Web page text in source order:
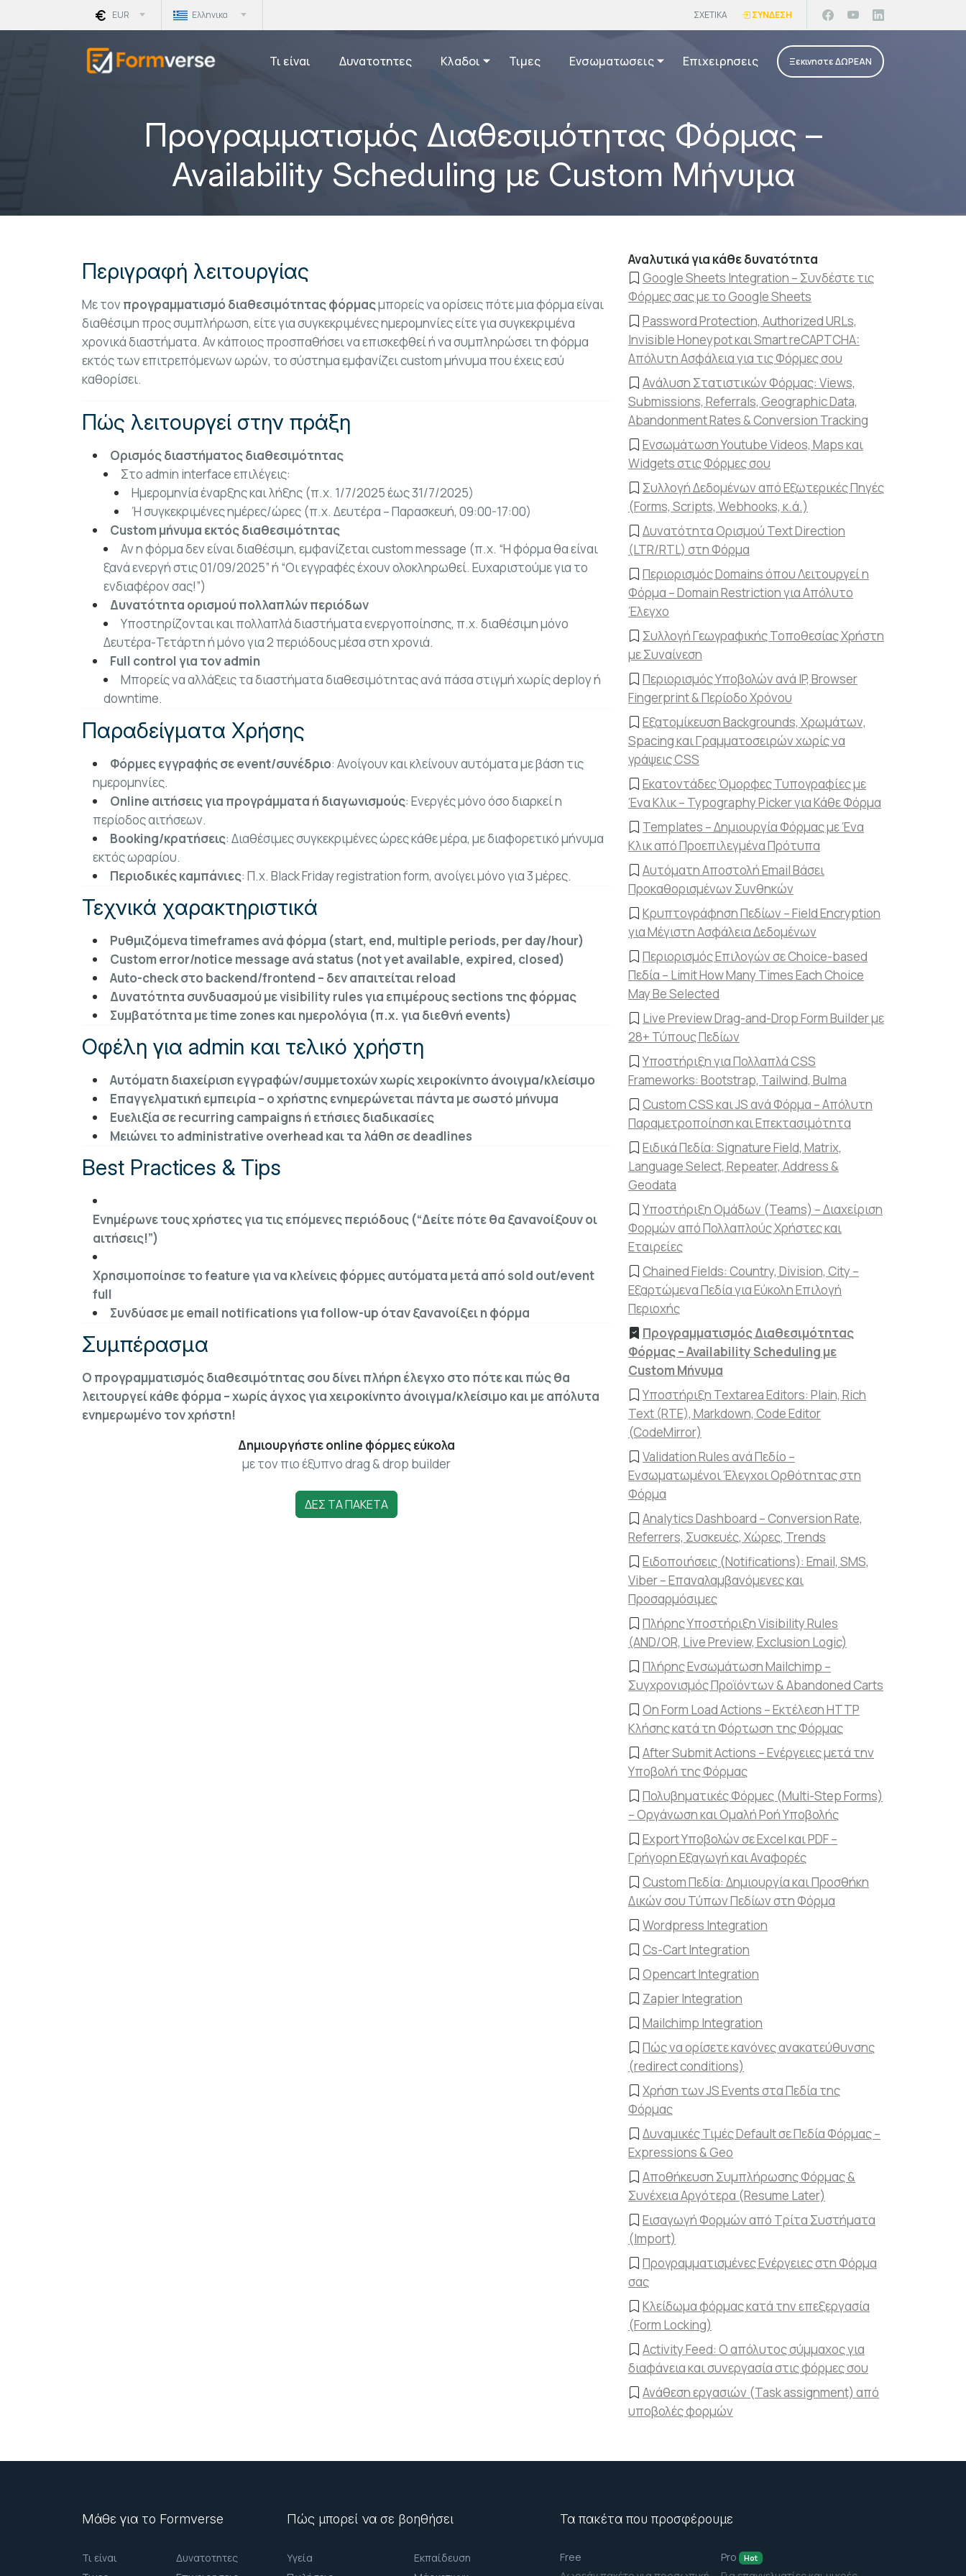
EUR Ελληνικα ΣΧΕΤΙΚΑ ΣΥΝΔΕΣΗ
Τι είναι Δυνατοτητες Κλαδοι Τιμες Ενσωματωσεις Επιχειρησεις Ξεκινηστε ΔΩΡΕΑΝ
Προγραμματισμός Διαθεσιμότητας Φόρμας –
Availability Scheduling με Custom Μήνυμα
Περιγραφή λειτουργίας
Με τον προγραμματισμό διαθεσιμότητας φόρμαςμπορείς να ορίσεις πότε μια φόρμα είναι
διαθέσιμη προς συμπλήρωση, είτε για συγκεκριμένες ημερομηνίες είτε για συγκεκριμένα
χρονικά διαστήματα. Αν κάποιος προσπαθήσει να επισκεφθεί ή να συμπληρώσει τη φόρμα
εκτός των επιτρεπόμενων ωρών, το σύστημα εμφανίζει custom μήνυμα που έχεις εσύ
καθορίσει.
Πώς λειτουργεί στην πράξη
Ορισμός διαστήματος διαθεσιμότητας
Στο admin interface επιλέγεις:
Ημερομηνία έναρξης και λήξης (π.χ. 1/7/2025 έως 31/7/2025)
Ή συγκεκριμένες ημέρες/ώρες (π.χ. Δευτέρα – Παρασκευή, 09:00-17:00)
Custom μήνυμα εκτός διαθεσιμότητας
Αν η φόρμα δεν είναι διαθέσιμη, εμφανίζεται custom message (π.χ. “Η φόρμα θα είναι
ξανά ενεργή στις 01/09/2025” ή “Οι εγγραφές έχουν ολοκληρωθεί. Ευχαριστούμε για το
ενδιαφέρον σας!”)
Δυνατότητα ορισμού πολλαπλών περιόδων
Υποστηρίζονται και πολλαπλά διαστήματα ενεργοποίησης, π.χ. διαθέσιμη μόνο
Δευτέρα-Τετάρτη ή μόνο για 2 περιόδους μέσα στη χρονιά.
Full control για τον admin
Μπορείς να αλλάξεις τα διαστήματα διαθεσιμότητας ανά πάσα στιγμή χωρίς deploy ή
downtime.
Παραδείγματα Χρήσης
Φόρμες εγγραφής σε event/συνέδριο: Ανοίγουν και κλείνουν αυτόματα με βάση τις
ημερομηνίες.
Online αιτήσεις για προγράμματα ή διαγωνισμούς: Ενεργές μόνο όσο διαρκεί η
περίοδος αιτήσεων.
Booking/κρατήσεις: Διαθέσιμες συγκεκριμένες ώρες κάθε μέρα, με διαφορετικό μήνυμα
εκτός ωραρίου.
Περιοδικές καμπάνιες: Π.χ. Black Friday registration form, ανοίγει μόνο για 3 μέρες.
Τεχνικά χαρακτηριστικά
Ρυθμιζόμενα timeframes ανά φόρμα (start, end, multiple periods, per day/hour)
Custom error/notice message ανά status (not yet available, expired, closed)
Auto-check στο backend/frontend – δεν απαιτείται reload
Δυνατότητα συνδυασμού με visibility rules για επιμέρους sections της φόρμας
Συμβατότητα με time zones και ημερολόγια (π.χ. για διεθνή events)
Οφέλη για admin και τελικό χρήστη
Αυτόματη διαχείριση εγγραφών/συμμετοχών χωρίς χειροκίνητο άνοιγμα/κλείσιμο
Επαγγελματική εμπειρία – ο χρήστης ενημερώνεται πάντα με σωστό μήνυμα
Ευελιξία σε recurring campaigns ή ετήσιες διαδικασίες
Μειώνει το administrative overhead και τα λάθη σε deadlines
Best Practices & Tips
Ενημέρωνε τους χρήστες για τις επόμενες περιόδους (“Δείτε πότε θα ξανανοίξουν οι
αιτήσεις!”)
Χρησιμοποίησε το feature για να κλείνεις φόρμες αυτόματα μετά από sold out/event
full
Συνδύασε με email notifications για follow-up όταν ξανανοίξει η φόρμα
Συμπέρασμα
Ο προγραμματισμός διαθεσιμότητας σου δίνει πλήρη έλεγχο στο πότε και πώς θα
λειτουργεί κάθε φόρμα – χωρίς άγχος για χειροκίνητο άνοιγμα/κλείσιμο και με απόλυτα
ενημερωμένο τον χρήστη!
Δημιουργήστε online φόρμες εύκολα
με τον πιο έξυπνο drag & drop builder
ΔΕΣ ΤΑ ΠΑΚΕΤΑ
Αναλυτικά για κάθε δυνατότητα
Google Sheets Integration – Συνδέστε τις
Φόρμες σας με το Google Sheets
Password Protection, Authorized URLs,
Invisible Honeypot και Smart reCAPTCHA:
Απόλυτη Ασφάλεια για τις Φόρμες σου
Ανάλυση Στατιστικών Φόρμας: Views,
Submissions, Referrals, Geographic Data,
Abandonment Rates & Conversion Tracking
Ενσωμάτωση Youtube Videos, Maps και
Widgets στις Φόρμες σου
Συλλογή Δεδομένων από Εξωτερικές Πηγές
(Forms, Scripts, Webhooks, κ.ά.)
Δυνατότητα Ορισμού Text Direction
(LTR/RTL) στη Φόρμα
Περιορισμός Domains όπου Λειτουργεί η
Φόρμα – Domain Restriction για Απόλυτο
Έλεγχο
Συλλογή Γεωγραφικής Τοποθεσίας Χρήστη
με Συναίνεση
Περιορισμός Υποβολών ανά IP, Browser
Fingerprint & Περίοδο Χρόνου
Εξατομίκευση Backgrounds, Χρωμάτων,
Spacing και Γραμματοσειρών χωρίς να
γράψεις CSS
Εκατοντάδες Όμορφες Τυπογραφίες με
Ένα Κλικ – Typography Picker για Κάθε Φόρμα
Templates – Δημιουργία Φόρμας με Ένα
Κλικ από Προεπιλεγμένα Πρότυπα
Αυτόματη Αποστολή Email Βάσει
Προκαθορισμένων Συνθηκών
Κρυπτογράφηση Πεδίων – Field Encryption
για Μέγιστη Ασφάλεια Δεδομένων
Περιορισμός Επιλογών σε Choice-based
Πεδία – Limit How Many Times Each Choice
May Be Selected
Live Preview Drag-and-Drop Form Builder με
28+ Τύπους Πεδίων
Υποστήριξη για Πολλαπλά CSS
Frameworks: Bootstrap, Tailwind, Bulma
Custom CSS και JS ανά Φόρμα – Απόλυτη
Παραμετροποίηση και Επεκτασιμότητα
Ειδικά Πεδία: Signature Field, Matrix,
Language Select, Repeater, Address &
Geodata
Υποστήριξη Ομάδων (Teams) – Διαχείριση
Φορμών από Πολλαπλούς Χρήστες και
Εταιρείες
Chained Fields: Country, Division, City –
Εξαρτώμενα Πεδία για Εύκολη Επιλογή
Περιοχής
Προγραμματισμός Διαθεσιμότητας
Φόρμας – Availability Scheduling με
Custom Μήνυμα
Υποστήριξη Textarea Editors: Plain, Rich
Text (RTE), Markdown, Code Editor
(CodeMirror)
Validation Rules ανά Πεδίο –
Ενσωματωμένοι Έλεγχοι Ορθότητας στη
Φόρμα
Analytics Dashboard – Conversion Rate,
Referrers, Συσκευές, Χώρες, Trends
Ειδοποιήσεις (Notifications): Email, SMS,
Viber – Επαναλαμβανόμενες και
Προσαρμόσιμες
Πλήρης Υποστήριξη Visibility Rules
(AND/OR, Live Preview, Exclusion Logic)
Πλήρης Ενσωμάτωση Mailchimp –
Συγχρονισμός Προϊόντων & Abandoned Carts
On Form Load Actions – Εκτέλεση HTTP
Κλήσης κατά τη Φόρτωση της Φόρμας
After Submit Actions – Ενέργειες μετά την
Υποβολή της Φόρμας
Πολυβηματικές Φόρμες (Multi-Step Forms)
– Οργάνωση και Ομαλή Ροή Υποβολής
Export Υποβολών σε Excel και PDF –
Γρήγορη Εξαγωγή και Αναφορές
Custom Πεδία: Δημιουργία και Προσθήκη
Δικών σου Τύπων Πεδίων στη Φόρμα
Wordpress Integration
Cs-Cart Integration
Opencart Integration
Zapier Integration
Mailchimp Integration
Πώς να ορίσετε κανόνες ανακατεύθυνσης
(redirect conditions)
Χρήση των JS Events στα Πεδία της
Φόρμας
Δυναμικές Τιμές Default σε Πεδία Φόρμας –
Expressions & Geo
Αποθήκευση Συμπλήρωσης Φόρμας &
Συνέχεια Αργότερα (Resume Later)
Εισαγωγή Φορμών από Τρίτα Συστήματα
(Import)
Προγραμματισμένες Ενέργειες στη Φόρμα
σας
Κλείδωμα φόρμας κατά την επεξεργασία
(Form Locking)
Activity Feed: Ο απόλυτος σύμμαχος για
διαφάνεια και συνεργασία στις φόρμες σου
Ανάθεση εργασιών (Task assignment) από
υποβολές φορμών
Μάθε για το Formverse
Τι είναι
Δυνατοτητες
Πώς μπορεί να σε βοηθήσει
Υγεία
Εκπαίδευση
Τα πακέτα που προσφέρουμε
Free
Pro Hot